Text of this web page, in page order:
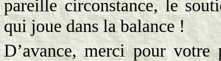
pareille circonstance, le
qui joue dans la balance !
D’avance, merci pour